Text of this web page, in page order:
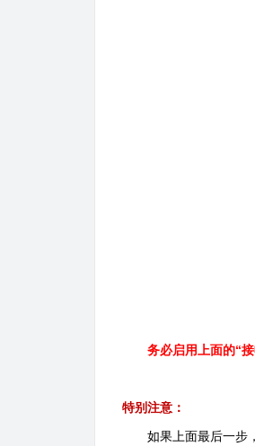
务必启用上面的“接
特别注意：
如果上面最后一步，